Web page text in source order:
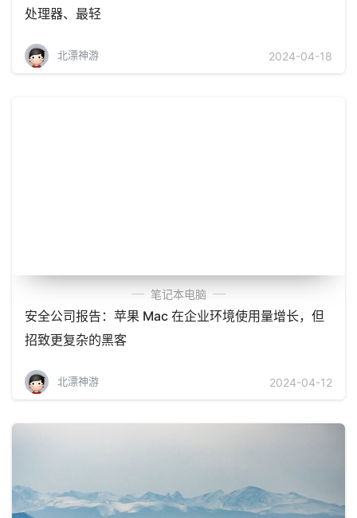
处理器、最轻
北漂神游 2024-04-18
笔记本电脑
安全公司报告：苹果 Mac 在企业环境使用量增长，但
招致更复杂的黑客
北漂神游 2024-04-12